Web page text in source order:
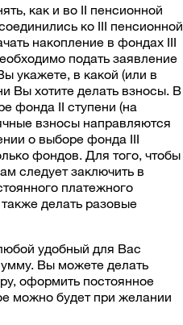
как и во II пенсионной
ко III пенсионной
накопление в фондах III
подать заявление
укажете, в какой (или в
Вы хотите делать взносы. В
фонда II ступени (на
взносы направляются
о выборе фонда III
фондов. Для того, чтобы
следует заключить в
платежного
делать разовые
удобный для Вас
Вы можете делать
оформить постоянное
можно будет при желании